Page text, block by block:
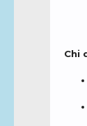
Chi